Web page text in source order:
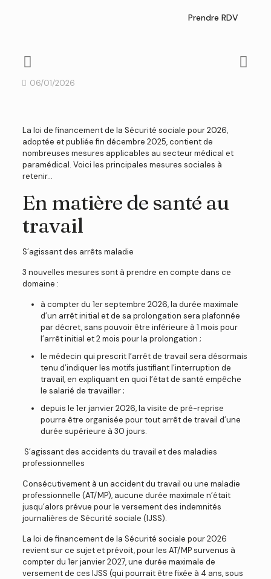
Prendre RDV
06/01/2026
La loi de financement de la Sécurité sociale pour 2026,
adoptée et publiée fin décembre 2025, contient de
nombreuses mesures applicables au secteur médical et
paramédical. Voici les principales mesures sociales à
retenir…
En matière de santé au
travail
S’agissant des arrêts maladie
3 nouvelles mesures sont à prendre en compte dans ce
domaine :
à compter du 1er septembre 2026, la durée maximale
d’un arrêt initial et de sa prolongation sera plafonnée
par décret, sans pouvoir être inférieure à 1 mois pour
l’arrêt initial et 2 mois pour la prolongation ;
le médecin qui prescrit l’arrêt de travail sera désormais
tenu d’indiquer les motifs justifiant l’interruption de
travail, en expliquant en quoi l’état de santé empêche
le salarié de travailler ;
depuis le 1er janvier 2026, la visite de pré-reprise
pourra être organisée pour tout arrêt de travail d’une
durée supérieure à 30 jours.
S’agissant des accidents du travail et des maladies
professionnelles
Consécutivement à un accident du travail ou une maladie
professionnelle (AT/MP), aucune durée maximale n’était
jusqu’alors prévue pour le versement des indemnités
journalières de Sécurité sociale (IJSS).
La loi de financement de la Sécurité sociale pour 2026
revient sur ce sujet et prévoit, pour les AT/MP survenus à
compter du 1er janvier 2027, une durée maximale de
versement de ces IJSS (qui pourrait être fixée à 4 ans, sous